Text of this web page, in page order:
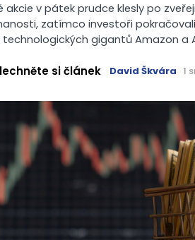
akcie v pátek prudce klesly po
zatímco investoři
technologických gigantů Amazon a
si článek David Škvára 1